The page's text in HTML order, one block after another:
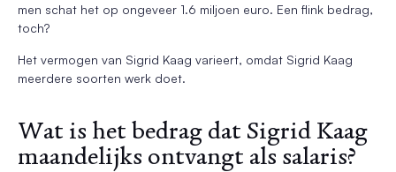
men schat het op ongeveer 1.6 miljoen euro. Een flink bedrag,
toch?
Het vermogen van Sigrid Kaag varieert, omdat Sigrid Kaag
meerdere soorten werk doet.
Wat is het bedrag dat Sigrid Kaag
maandelijks ontvangt als salaris?